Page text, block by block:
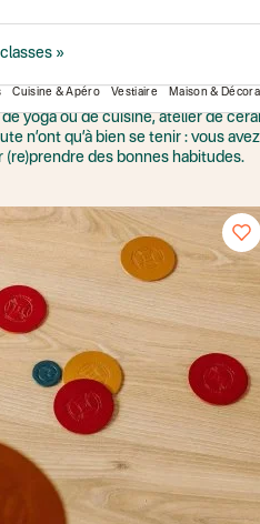
»
Cuisine & Apéro Vestiaire Maison &
& MATCH
yoga ou de cuisine, atelier de
n’ont qu’à bien se tenir : vous
des bonnes habitudes.